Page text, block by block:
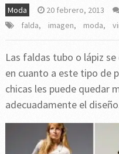
Moda 20 febrero, 2013
falda, imagen, moda,
Las faldas tubo o lápiz
en cuanto a este tipo de
chicas les puede quedar
adecuadamente el